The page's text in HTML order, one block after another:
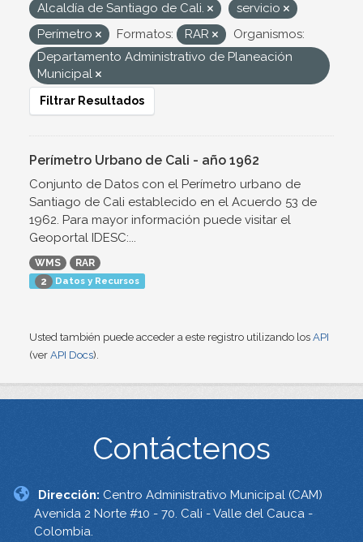
Alcaldía de Santiago de Cali.
servicio
Perímetro
Formatos: RAR
Organismos:
Departamento Administrativo de Planeación
Municipal
Filtrar Resultados
Perímetro Urbano de Cali - año 1962
Conjunto de Datos con el Perímetro urbano de
Santiago de Cali establecido en el Acuerdo 53 de
1962. Para mayor información puede visitar el
Geoportal IDESC:...
WMS
RAR
2 Datos y Recursos
Usted también puede acceder a este registro utilizando los API
(ver API Docs).
Contáctenos
Dirección: Centro Administrativo Municipal (CAM)
Avenida 2 Norte #10 - 70. Cali - Valle del Cauca -
Colombia.